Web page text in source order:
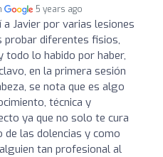
5 years ago
a Javier por varias lesiones
probar diferentes fisios,
lo habido por haber,
en la primera sesión
se nota que es algo
técnica y
ya que no solo te cura
las dolencias y como
tan profesional al